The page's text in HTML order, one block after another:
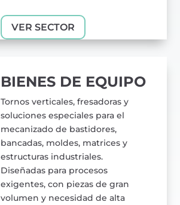
VER SECTOR
BIENES DE EQUIPO
Tornos verticales, fresadoras y
soluciones especiales para el
mecanizado de bastidores,
bancadas, moldes, matrices y
estructuras industriales.
Diseñadas para procesos
exigentes, con piezas de gran
volumen y necesidad de alta